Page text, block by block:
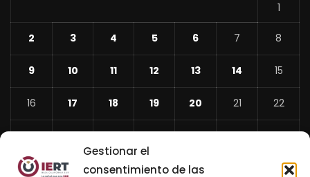
Gestionar el
consentimiento de las
1
2 3 4 5 6 7 8
9 10 11 12 13 14 15
16 17 18 19 20 21 22
23 24 25 26 27 28 29
30 31